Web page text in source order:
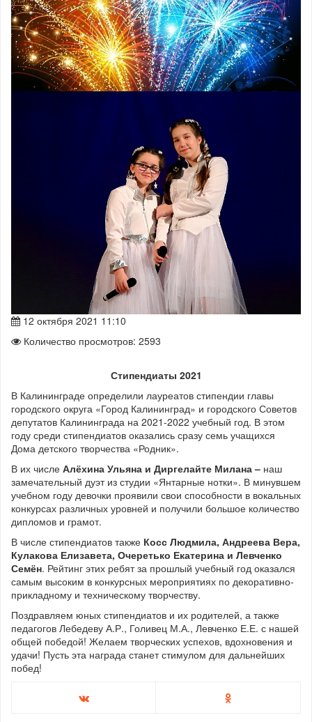
12 октября 2021 11:10
Количество просмотров: 2593
Стипендиаты 2021
В Калининграде определили лауреатов стипендии главы
городского округа «Город Калининград» и городского Советов
депутатов Калининграда на 2021-2022 учебный год. В этом
году среди стипендиатов оказались сразу семь учащихся
Дома детского творчества «Родник».
В их числе Алёхина Ульяна и Диргелайте Милана – наш
замечательный дуэт из студии «Янтарные нотки». В минувшем
учебном году девочки проявили свои способности в вокальных
конкурсах различных уровней и получили большое количество
дипломов и грамот.
В числе стипендиатов также Косс Людмила, Андреева Вера,
Кулакова Елизавета, Очеретько Екатерина и Левченко
Семён. Рейтинг этих ребят за прошлый учебный год оказался
самым высоким в конкурсных мероприятиях по декоративно-
прикладному и техническому творчеству.
Поздравляем юных стипендиатов и их родителей, а также
педагогов Лебедеву А.Р., Голивец М.А., Левченко Е.Е. с нашей
общей победой! Желаем творческих успехов, вдохновения и
удачи! Пусть эта награда станет стимулом для дальнейших
побед!